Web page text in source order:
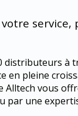
service,
distributeurs à
en pleine
Alltech vous
par une